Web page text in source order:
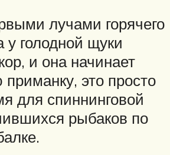
лучами горячего
у голодной щуки
и она начинает
это просто
для спиннинговой
рыбаков по